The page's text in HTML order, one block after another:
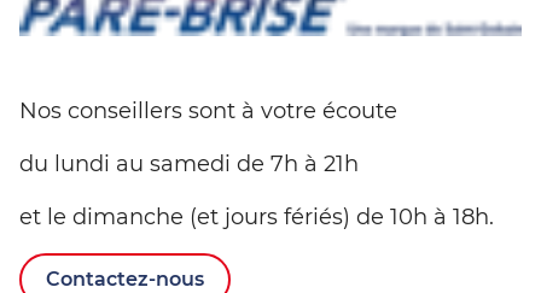
Nos conseillers sont à votre écoute
du lundi au samedi de 7h à 21h
et le dimanche (et jours fériés) de 10h à 18h.
Contactez-nous